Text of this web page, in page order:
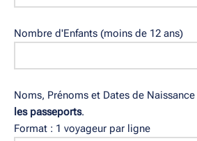
Nombre d'Enfants (moins de 12 ans)
Noms, Prénoms et Dates de Naissance
les passeports.
Format : 1 voyageur par ligne